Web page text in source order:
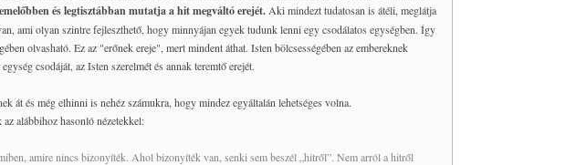
és legtisztábban mutatja a hit megváltó erejét. Aki mindezt tudatosan is átéli, meglátja
ami olyan szintre fejleszthető, hogy minnyájan egyek tudunk lenni egy csodálatos egységben. Így
olvasható. Ez az "erőnek ereje", mert mindent áthat. Isten bölcsességében az embereknek
csodáját, az Isten szerelmét és annak teremtő erejét.
át és még elhinni is nehéz számukra, hogy mindez egyáltalán lehetséges volna.
alábbihoz hasonló nézetekkel:
amire nincs bizonyíték. Ahol bizonyíték van, senki sem beszél „hitről”. Nem arról a hitről